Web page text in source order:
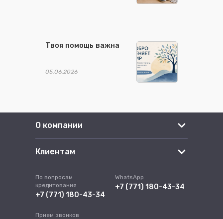
Твоя помощь важна
05.06.2026
О компании
Клиентам
По вопросам
кредитования
+7 (771) 180-43-34
WhatsApp
+7 (771) 180-43-34
Прием звонков